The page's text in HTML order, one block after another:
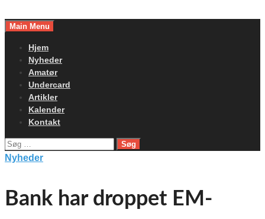
toMain Menu
Hjem
Nyheder
Amatør
Undercard
Artikler
Kalender
Kontakt
Søg
efter:
Nyheder
Bank har droppet EM-